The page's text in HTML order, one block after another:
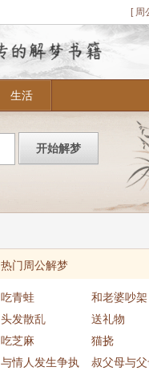
[ 周
生活
热门周公解梦
吃青蛙
和老婆吵架
头发散乱
送礼物
吃芝麻
猫挠
与情人发生争执
叔父母与